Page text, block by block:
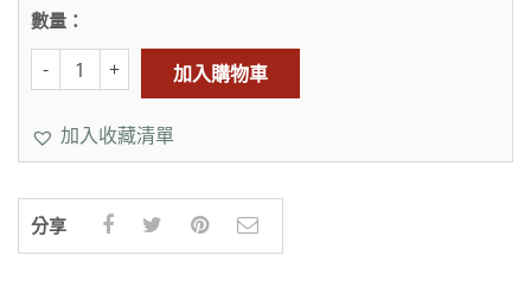
數量：
加入購物車
加入收藏清單
分享